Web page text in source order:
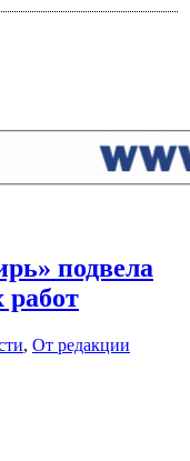
подвела
работ
, От редакции